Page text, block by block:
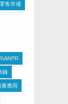
售市場
錄
賽應用